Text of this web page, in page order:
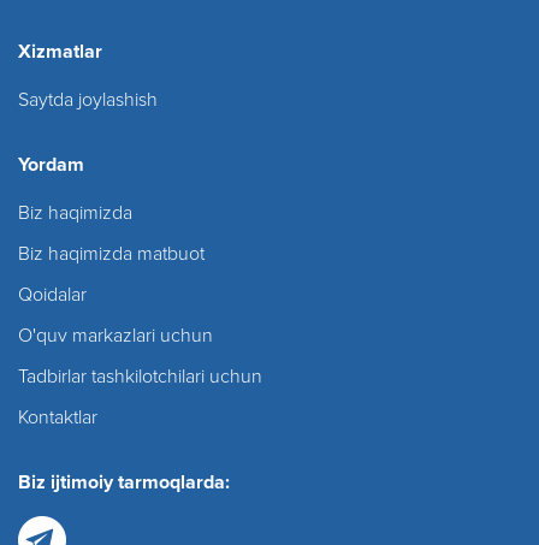
Xizmatlar
Saytda joylashish
Yordam
Biz haqimizda
Biz haqimizda matbuot
Qoidalar
O'quv markazlari uchun
Tadbirlar tashkilotchilari uchun
Kontaktlar
Biz ijtimoiy tarmoqlarda: